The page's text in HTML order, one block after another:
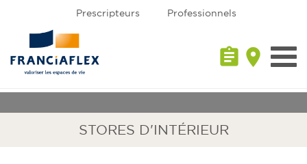
Prescripteurs Professionnels
assignment place
STORES D'INTÉRIEUR